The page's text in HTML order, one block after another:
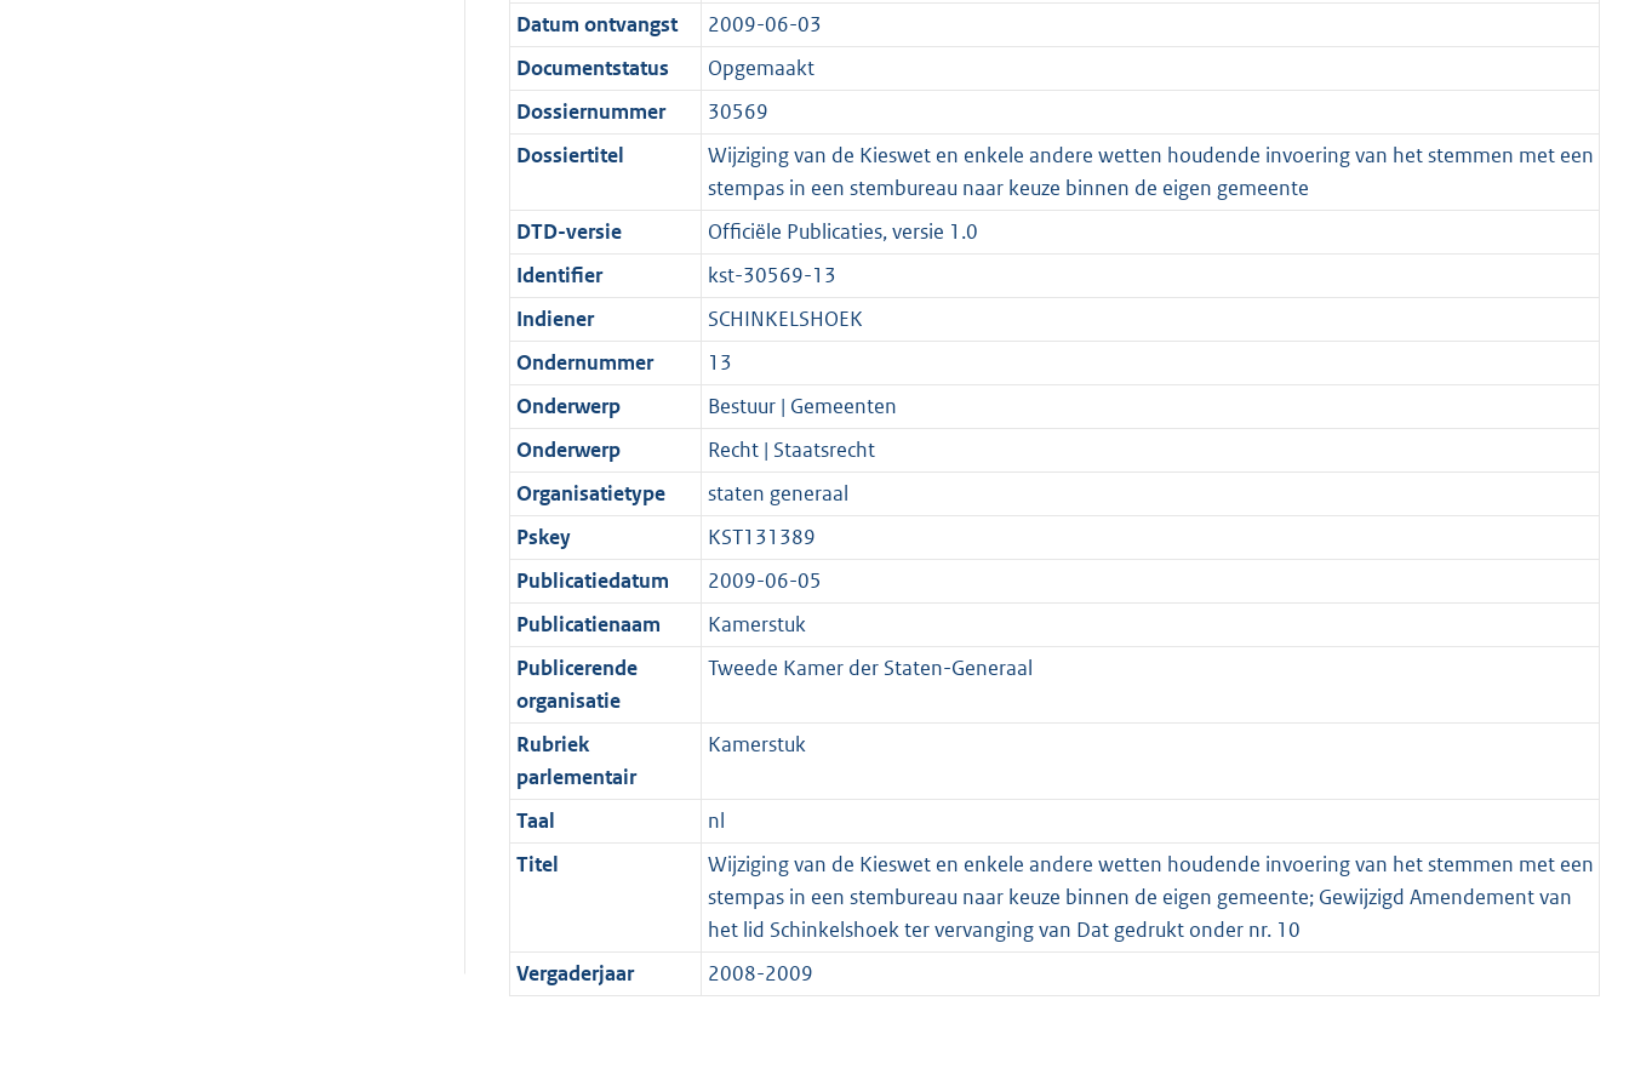
i
e
i
n
f
r
m
a
a
t
1
3
K
b
t
i
e
i
n
o
r
m
a
a
t
:
2
K
b
a
t
i
e
i
f
o
r
m
a
a
t
e
:
1
K
b
s
g
r
o
t
t
e
:
2
b
d
s
g
o
o
t
t
e
:
K
b
Datum ontvangst
2009-06-03
Documentstatus
Opgemaakt
Dossiernummer
30569
Dossiertitel
Wijziging van de Kieswet en enkele andere wetten houdende invoering van het stemmen met een
stempas in een stembureau naar keuze binnen de eigen gemeente
DTD-versie
Officiële Publicaties, versie 1.0
Identifier
kst-30569-13
Indiener
SCHINKELSHOEK
Ondernummer
13
Onderwerp
Bestuur | Gemeenten
Onderwerp
Recht | Staatsrecht
Organisatietype
staten generaal
Pskey
KST131389
Publicatiedatum
2009-06-05
Publicatienaam
Kamerstuk
Publicerende
organisatie
Tweede Kamer der Staten-Generaal
Rubriek
parlementair
Kamerstuk
Taal
nl
Titel
Wijziging van de Kieswet en enkele andere wetten houdende invoering van het stemmen met een
stempas in een stembureau naar keuze binnen de eigen gemeente; Gewijzigd Amendement van
het lid Schinkelshoek ter vervanging van Dat gedrukt onder nr. 10
Vergaderjaar
2008-2009